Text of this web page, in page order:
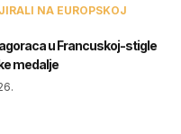
NA EUROPSKOJ
u Francuskoj-stigle
medalje